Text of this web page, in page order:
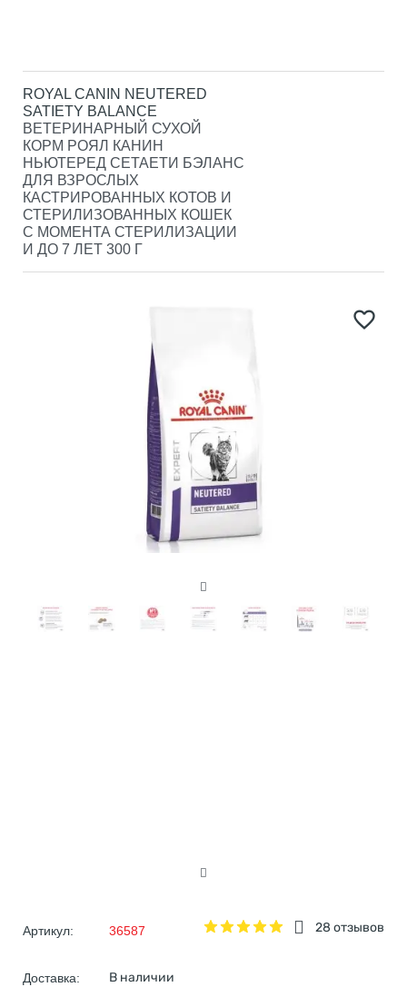
ROYAL CANIN NEUTERED
SATIETY BALANCE
ВЕТЕРИНАРНЫЙ СУХОЙ
КОРМ РОЯЛ КАНИН
НЬЮТЕРЕД СЕТАЕТИ БЭЛАНС
ДЛЯ ВЗРОСЛЫХ
КАСТРИРОВАННЫХ КОТОВ И
СТЕРИЛИЗОВАННЫХ КОШЕК
С МОМЕНТА СТЕРИЛИЗАЦИИ
И ДО 7 ЛЕТ 300 Г
28 отзывов
Артикул: 36587
Доставка: В наличии